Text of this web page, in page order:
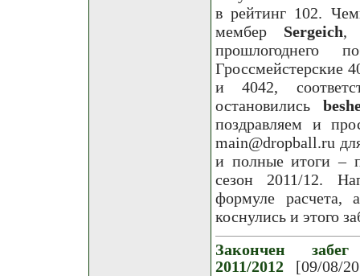
в рейтинг 102.
мембер Sergeich,
прошлогоднего
Гроссмейстерские
и 4042,
остановились
поздравляем и
main@dropball.ru
и полные итоги –
сезон 2011/12.
формуле расчета,
коснулись и этого
Закончен
2011/2012
[09/08/